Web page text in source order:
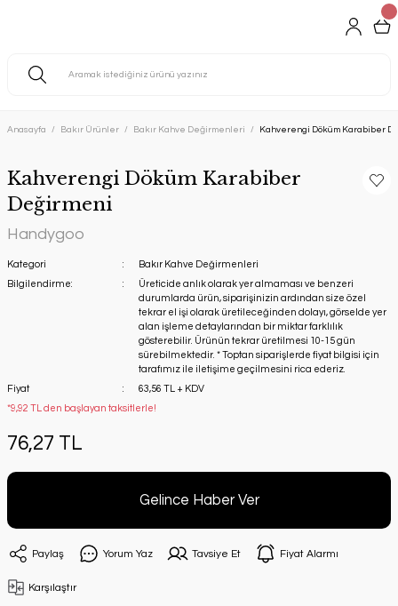
Anasayfa Bakır Ürünler Bakır Kahve Değirmenleri Kahverengi Döküm Karabiber
Kahverengi Döküm Karabiber
Değirmeni
Handygoo
Kategori
Bakır Kahve Değirmenleri
Bilgilendirme:
Üreticide anlık olarak yer almaması ve benzeri
durumlarda ürün, siparişinizin ardından size özel
tekrar el işi olarak üretileceğinden dolayı, görselde yer
alan işleme detaylarından bir miktar farklılık
gösterebilir. Ürünün tekrar üretilmesi 10-15 gün
sürebilmektedir. * Toptan siparişlerde fiyat bilgisi için
tarafımız ile iletişime geçilmesini rica ederiz.
Fiyat
63,56 TL + KDV
*9,92 TL den başlayan taksitlerle!
76,27 TL
Gelince Haber Ver
Paylaş Yorum Yaz Tavsiye Et Fiyat Alarmı
Karşılaştır